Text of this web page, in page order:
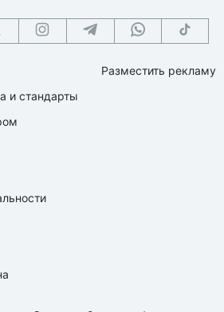
и стандарты
Разместить рекламу